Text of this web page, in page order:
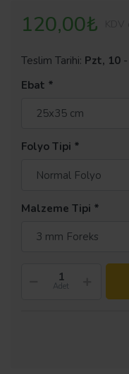
120,00₺
Teslim Tarihi: Pzt, 10 -
Ebat
Folyo Tipi
Malzeme Tipi
Adet